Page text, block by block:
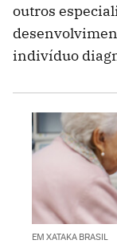
outros
indivíduo
EM XATAKA BRASIL